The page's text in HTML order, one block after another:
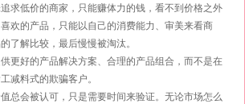
低价的商家，只能赚体力的钱，看不到价格之外
欢的产品，只能以自己的消费能力、审美来看商
了解比较，最后慢慢被淘汰。
好的产品解决方案、合理的产品组合，而不是在
减料式的欺骗客户。
会被认可，只是需要时间来验证。无论市场怎么